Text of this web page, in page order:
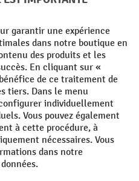
légales
de cookies
and possible delivery charges,
des stocks. La remise ne
pas possible de le combiner
ou bons de réduction. | ² La
lors de la première inscription
est valable pendant 10 jours et